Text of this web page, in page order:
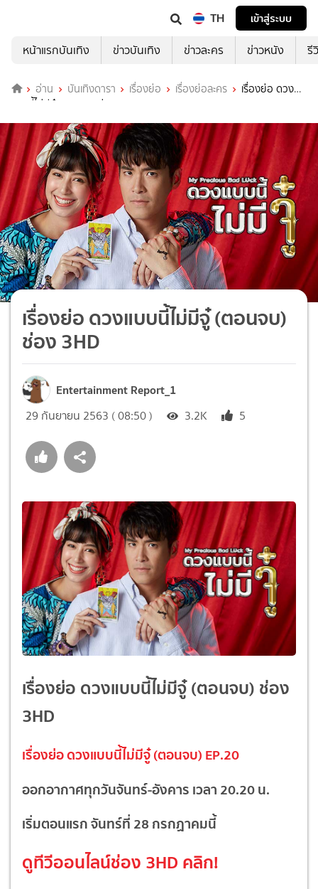
TH
เข้าสู่ระบบ
หน้าแรกบันเทิง
ข่าวบันเทิง ข่าวละคร ข่าวหนัง รี
อ่าน บันเทิงดารา เรื่องย่อ เรื่องย่อละคร
เรื่องย่อ ดวง
แบบนี้ไม่มีจู๋ (ตอนจบ) ช่อง 3HD
เรื่องย่อ ดวงแบบนี้ไม่มีจู๋ (ตอนจบ)
ช่อง 3HD
Entertainment Report_1
29 กันยายน 2563 ( 08:50 ) 3.2K 5
เรื่องย่อ ดวงแบบนี้ไม่มีจู๋ (ตอนจบ) ช่อง
3HD
เรื่องย่อ ดวงแบบนี้ไม่มีจู๋ (ตอนจบ) EP.20
ออกอากาศทุกวันจันทร์-อังคาร เวลา 20.20 น.
เริ่มตอนแรก จันทร์ที่ 28 กรกฏาคมนี้
ดูทีวีออนไลน์ช่อง 3HD คลิก!